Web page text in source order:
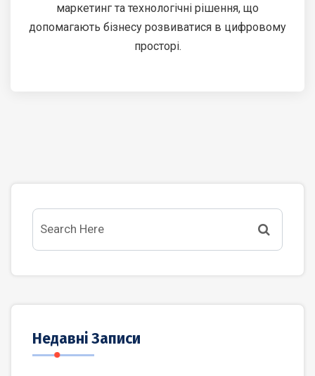
маркетинг та технологічні рішення, що
допомагають бізнесу розвиватися в цифровому
просторі.
Недавні Записи